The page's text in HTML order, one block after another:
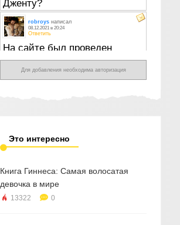
Для добавления необходима авторизация
Это интересно
Книга Гиннеса: Самая волосатая
девочка в мире
13322 0